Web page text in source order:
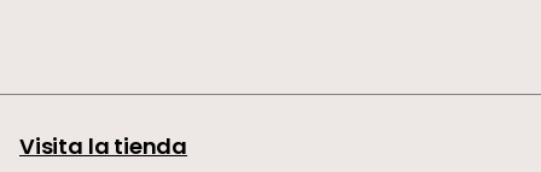
Visita la tienda